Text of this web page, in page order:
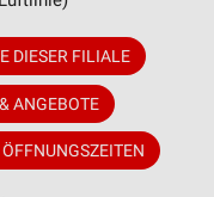
DIESER FILIALE
ANGEBOTE